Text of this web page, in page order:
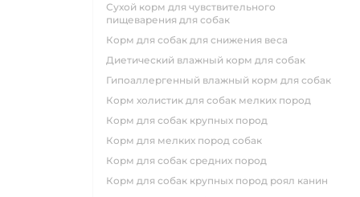
сухой корм для чувствительного
пищеварения для собак
корм для собак для снижения веса
диетический влажный корм для собак
гипоаллергенный влажный корм для собак
корм холистик для собак мелких пород
корм для собак крупных пород
корм для мелких пород собак
корм для собак средних пород
корм для собак крупных пород роял канин